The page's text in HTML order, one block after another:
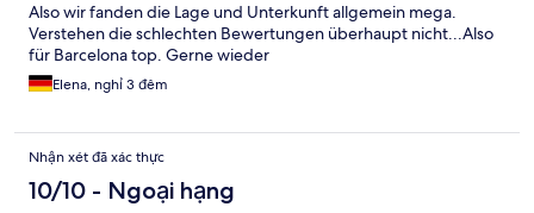
Also wir fanden die Lage und Unterkunft allgemein mega.
Verstehen die schlechten Bewertungen überhaupt nicht...Also
für Barcelona top. Gerne wieder
Elena, nghỉ 3 đêm
Nhận xét đã xác thực
10/10 - Ngoại hạng